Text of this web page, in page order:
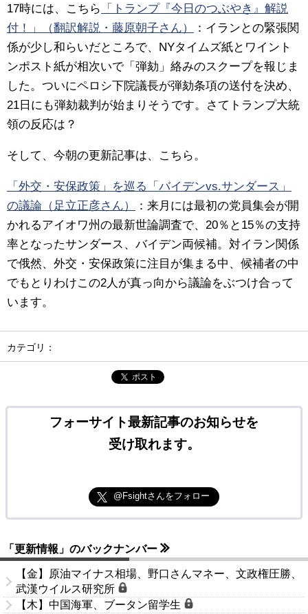
17時には、こちら
「トランプ『今日のつぶやき』解説
付！」（翻訳解説・藤原朝子さん）
： イランとの緊張関
係が少し和らいだところで、NYタイムズ紙とワイント
ンポスト紙が相次いで「弾劾」絡みのスクープを報じま
した。ついにペロシ下院議長が弾劾条項の送付を決め、
21日にも弾劾裁判が始まりそうです。さてトランプ大統
領の反応は？
そして、今朝の更新記事は、こちら。
「外交・安保政策」を巡る「バイデンvs.サンダース」
の議論（足立正彦さん）
： 来月には最初の党員集会が開
かれるアイオワ州の最新世論調査で、20％と15％の支持
率となったサンダース、バイデン両候補。対イラン関係
で俄然、外交・安保政策に注目が集まる中、候補者の中
でもとりわけこの2人が真っ向から議論をぶつけ合って
います。
カテゴリ：
ポスト
フォーサイト最新記事のお知らせを
受け取れます。
@Fsightさんをフォロー
「更新情報」のバックナンバー
【金】原油マイナス相場、野口さんマネー、文政権圧勝、
武漢ウイルス研究所
【木】中国海軍、ブータン留学生